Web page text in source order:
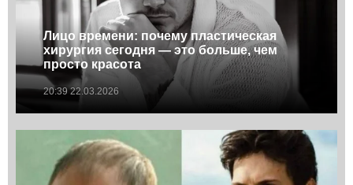
Лицо времени: почему пластическая
хирургия сегодня — это больше, чем
просто красота
20:39 22.03.2026